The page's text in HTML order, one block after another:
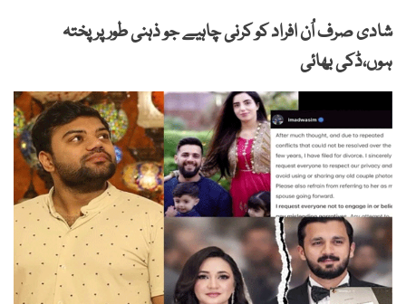
شادی صرف اُن افراد کو کرنی چاہیے جو ذہنی طور پر پختہ
ہوں،ڈکی بھائی